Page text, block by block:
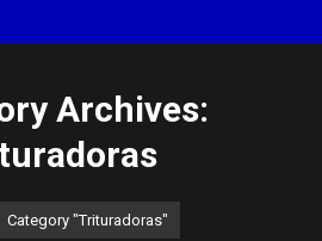
Archives:
You are here:
Category "Trituradoras"